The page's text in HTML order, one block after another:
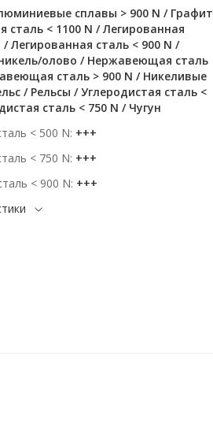
сплавы > 900 N / Графит
сталь < 1100 N / Легированная
/ Легированная сталь < 900 N /
олово / Нержавеющая сталь
сталь > 900 N / Никеливые
/ Рельсы / Углеродистая сталь <
сталь < 750 N / Чугун
< 500 N +++
< 750 N +++
< 900 N +++